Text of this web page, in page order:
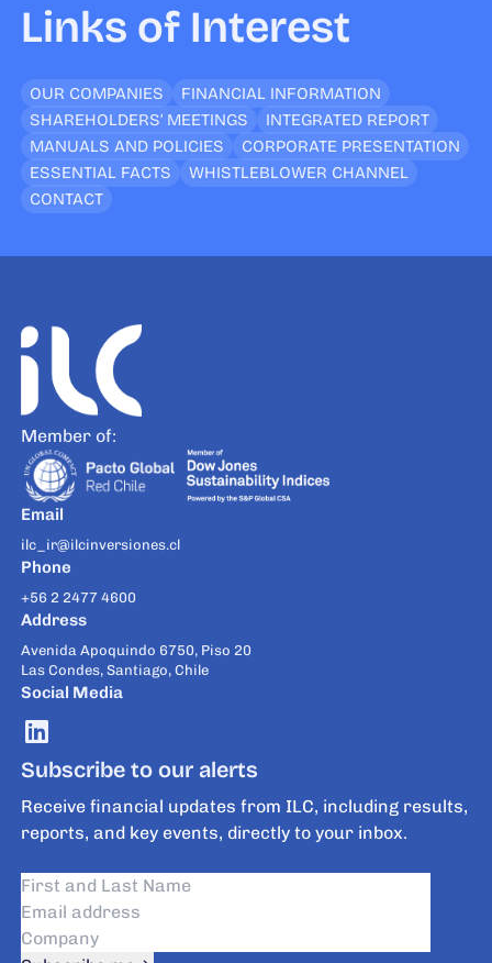
Links of Interest
OUR COMPANIES
FINANCIAL INFORMATION
SHAREHOLDERS’ MEETINGS
INTEGRATED REPORT
MANUALS AND POLICIES
CORPORATE PRESENTATION
ESSENTIAL FACTS
WHISTLEBLOWER CHANNEL
CONTACT
Member of:
Email
ilc_ir@ilcinversiones.cl
Phone
+56 2 2477 4600
Address
Avenida Apoquindo 6750, Piso 20
Las Condes, Santiago, Chile
Social Media
Subscribe to our alerts
Receive financial updates from ILC, including results,
reports, and key events, directly to your inbox.